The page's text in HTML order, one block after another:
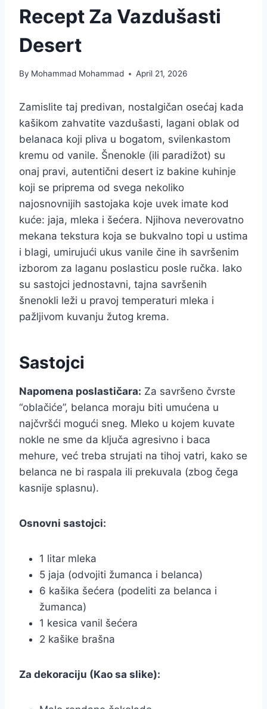
Recept Za Vazdušasti
Desert
By Mohammad Mohammad April 21, 2026
Zamislite taj predivan, nostalgičan osećaj kada
kašikom zahvatite vazdušasti, lagani oblak od
belanaca koji pliva u bogatom, svilenkastom
kremu od vanile. Šnenokle (ili paradižot) su
onaj pravi, autentični desert iz bakine kuhinje
koji se priprema od svega nekoliko
najosnovnijih sastojaka koje uvek imate kod
kuće: jaja, mleka i šećera. Njihova neverovatno
mekana tekstura koja se bukvalno topi u ustima
i blagi, umirujući ukus vanile čine ih savršenim
izborom za laganu poslasticu posle ručka. Iako
su sastojci jednostavni, tajna savršenih
šnenokli leži u pravoj temperaturi mleka i
pažljivom kuvanju žutog krema.
Sastojci
Napomena poslastičara: Za savršeno čvrste
“oblačiće”, belanca moraju biti umućena u
najčvršći mogući sneg. Mleko u kojem kuvate
nokle ne sme da ključa agresivno i baca
mehure, već treba strujati na tihoj vatri, kako se
belanca ne bi raspala ili prekuvala (zbog čega
kasnije splasnu).
Osnovni sastojci:
1 litar mleka
5 jaja (odvojiti žumanca i belanca)
6 kašika šećera (podeliti za belanca i
žumanca)
1 kesica vanil šećera
2 kašike brašna
Za dekoraciju (Kao sa slike):